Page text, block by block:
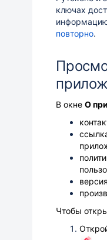
ключах
повторно.
В окне О
Чтобы